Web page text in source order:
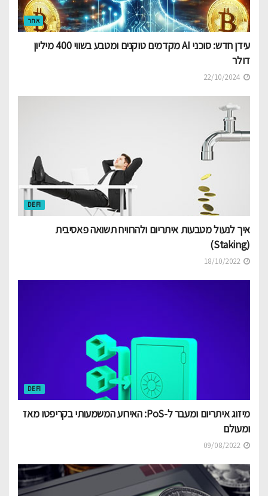
אחר
עידן חדש: סוכני AI מקדמים טוקנים ומטבע בשווי 400 מיליון
דולר
DEFI
איך לנעול מטבעות איתריום ולהרוויח תשואה פאסיבית
(Staking)
DEFI
מיזוג איתריום ומעבר ל-PoS: האירוע המשמעותי בקריפטו מאז
ומעולם